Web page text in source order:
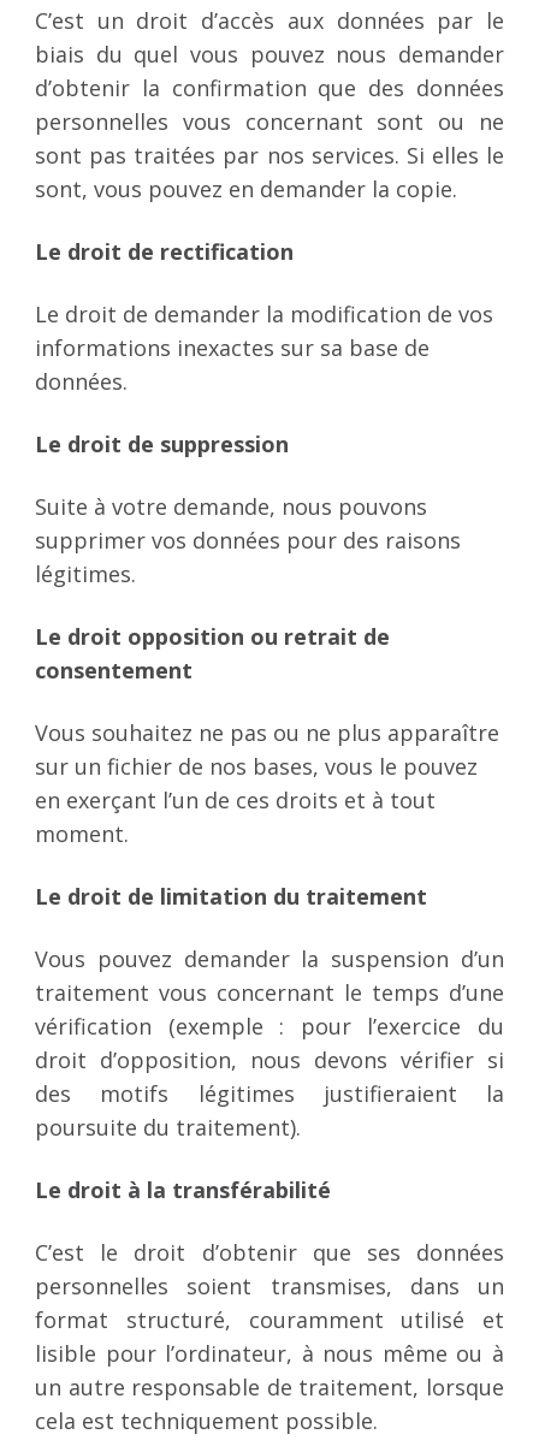
C’est un droit d’accès aux données par le
biais du quel vous pouvez nous demander
d’obtenir la confirmation que des données
personnelles vous concernant sont ou ne
sont pas traitées par nos services. Si elles le
sont, vous pouvez en demander la copie.
Le droit de rectification
Le droit de demander la modification de vos
informations inexactes sur sa base de
données.
Le droit de suppression
Suite à votre demande, nous pouvons
supprimer vos données pour des raisons
légitimes.
Le droit opposition ou retrait de
consentement
Vous souhaitez ne pas ou ne plus apparaître
sur un fichier de nos bases, vous le pouvez
en exerçant l’un de ces droits et à tout
moment.
Le droit de limitation du traitement
Vous pouvez demander la suspension d’un
traitement vous concernant le temps d’une
vérification (exemple : pour l’exercice du
droit d’opposition, nous devons vérifier si
des motifs légitimes justifieraient la
poursuite du traitement).
Le droit à la transférabilité
C’est le droit d’obtenir que ses données
personnelles soient transmises, dans un
format structuré, couramment utilisé et
lisible pour l’ordinateur, à nous même ou à
un autre responsable de traitement, lorsque
cela est techniquement possible.